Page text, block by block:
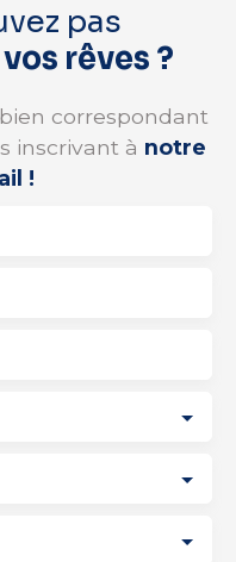
pas
rêves ?
correspondant
inscrivant à notre
!